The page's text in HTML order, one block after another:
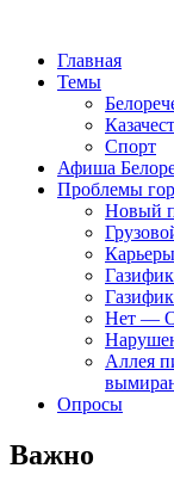
Главная
Темы
Спорт
Афиша
Проблемы
Новый
Нет —
Аллея
Опросы
Важно